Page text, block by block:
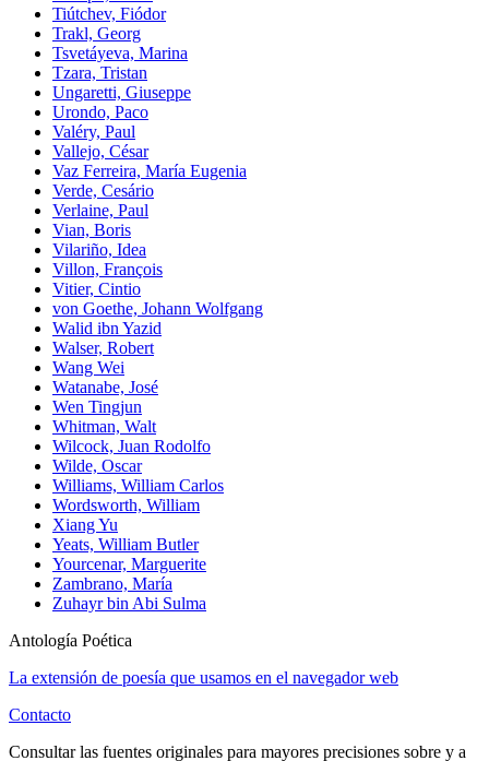
Tiútchev, Fiódor
Trakl, Georg
Tsvetáyeva, Marina
Tzara, Tristan
Ungaretti, Giuseppe
Urondo, Paco
Valéry, Paul
Vallejo, César
Vaz Ferreira, María Eugenia
Verde, Cesário
Verlaine, Paul
Vian, Boris
Vilariño, Idea
Villon, François
Vitier, Cintio
von Goethe, Johann Wolfgang
Walid ibn Yazid
Walser, Robert
Wang Wei
Watanabe, José
Wen Tingjun
Whitman, Walt
Wilcock, Juan Rodolfo
Wilde, Oscar
Williams, William Carlos
Wordsworth, William
Xiang Yu
Yeats, William Butler
Yourcenar, Marguerite
Zambrano, María
Zuhayr bin Abi Sulma
Antología Poética
La extensión de poesía que usamos en el navegador web
Contacto
Consultar las fuentes originales para mayores precisiones sobre y a